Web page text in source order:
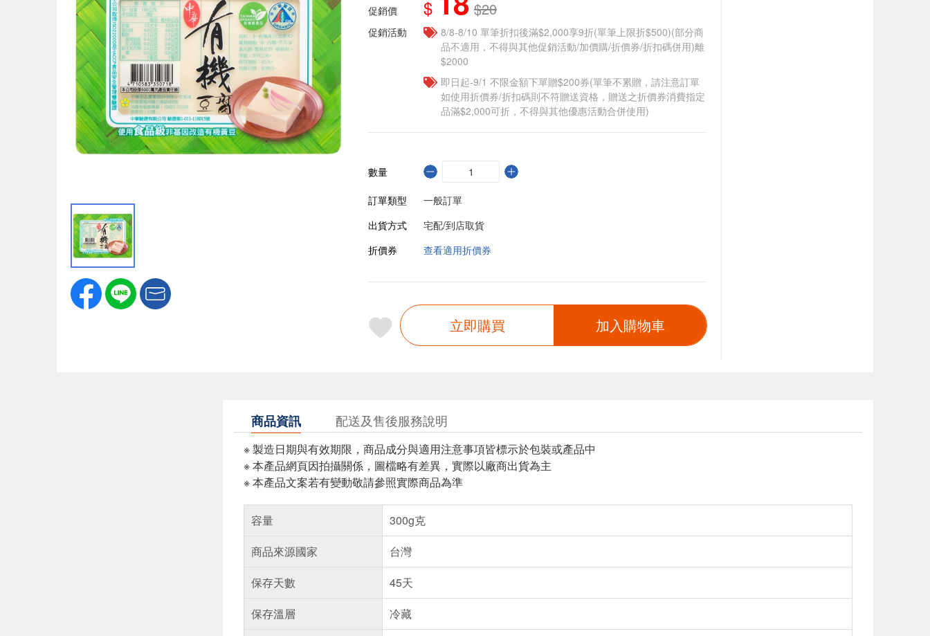
促銷價 $ $20
促銷活動
8/8-8/10 單筆折扣後滿$2,000享9折(單筆上限折$500)(部分商
品不適用，不得與其他促銷活動/加價購/折價券/折扣碼併用)離
$2000
即日起-9/1 不限金額下單贈$200券(單筆不累贈，請注意訂單
如使用折價券/折扣碼則不符贈送資格，贈送之折價券消費指定
品滿$2,000可折，不得與其他優惠活動合併使用)
數量
訂單類型
一般訂單
出貨方式
宅配/到店取貨
折價券
查看適用折價券
立即購買 加入購物車
商品資訊 配送及售後服務說明
※ 製造日期與有效期限，商品成分與適用注意事項皆標示於包裝或產品中
※ 本產品網頁因拍攝關係，圖檔略有差異，實際以廠商出貨為主
※ 本產品文案若有變動敬請參照實際商品為準
容量
300g克
商品來源國家
台灣
保存天數
45天
保存溫層
冷藏